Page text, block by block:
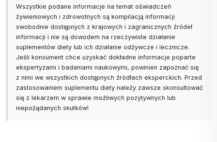
Wszystkie podane informacje na temat oświadczeń
żywieniowych i zdrowotnych są kompilacją informacji
swobodnie dostępnych z krajowych i zagranicznych źródeł
informacji i nie są dowodem na rzeczywiste działanie
suplementów diety lub ich działanie odżywcze i lecznicze.
Jeśli konsument chce uzyskać dokładne informacje poparte
ekspertyzami i badaniami naukowymi, powinien zapoznać się
z nimi we wszystkich dostępnych źródłach eksperckich. Przed
zastosowaniem suplementu diety należy zawsze skonsultować
się z lekarzem w sprawie możliwych pozytywnych lub
niepożądanych skutków!